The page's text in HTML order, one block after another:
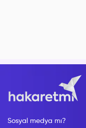
Sosyal medya mı?